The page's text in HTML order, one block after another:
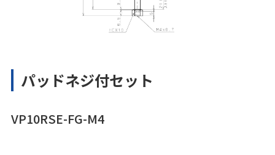
パッドネジ付セット
VP10RSE-FG-M4